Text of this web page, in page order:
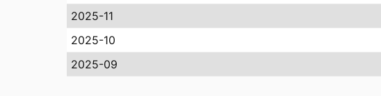
2025-11
2025-10
2025-09